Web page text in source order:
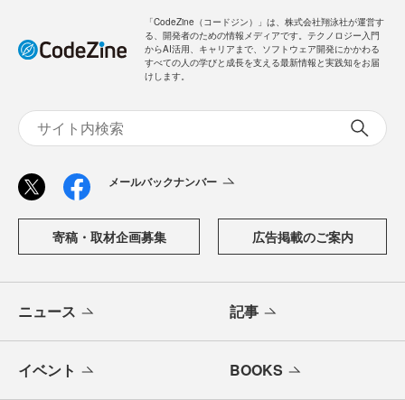
「CodeZine（コードジン）」は、株式会社翔泳社が運営す
る、開発者のための情報メディアです。テクノロジー入門
からAI活用、キャリアまで、ソフトウェア開発にかかわる
すべての人の学びと成長を支える最新情報と実践知をお届
けします。
メールバックナンバー
寄稿・取材企画募集 広告掲載のご案内
ニュース 記事
イベント BOOKS